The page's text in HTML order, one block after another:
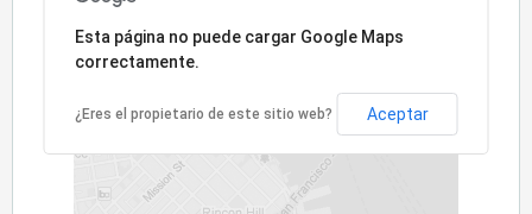
Lo sentimos, la dirección no ha sido encontrada.
Esta página no puede cargar Google Maps
correctamente.
¿Eres el propietario de este sitio web? Aceptar